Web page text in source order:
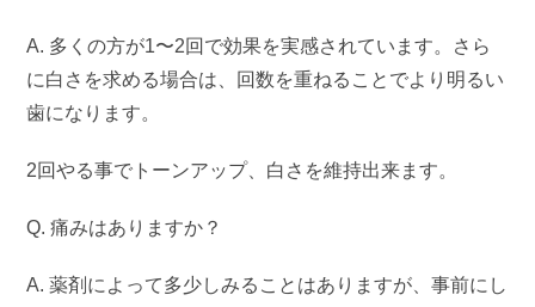
A. 多くの方が1〜2回で効果を実感されています。さら
に白さを求める場合は、回数を重ねることでより明るい
歯になります。
2回やる事でトーンアップ、白さを維持出来ます。
Q. 痛みはありますか？
A. 薬剤によって多少しみることはありますが、事前にし